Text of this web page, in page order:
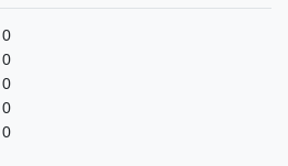
0
0
0
0
0